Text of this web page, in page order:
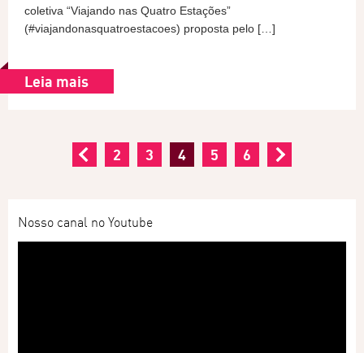
coletiva “Viajando nas Quatro Estações”
(#viajandonasquatroestacoes)‬ proposta pelo […]
Leia mais
2 3 4 5 6
Nosso canal no Youtube